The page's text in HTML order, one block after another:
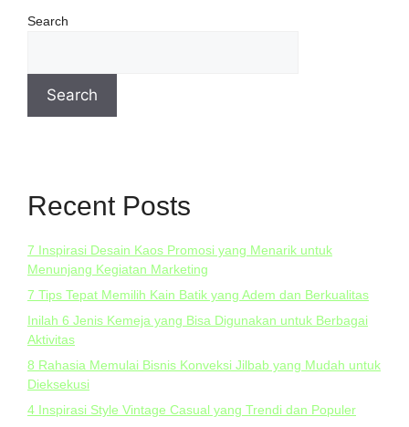
Search
Search
Recent Posts
7 Inspirasi Desain Kaos Promosi yang Menarik untuk
Menunjang Kegiatan Marketing
7 Tips Tepat Memilih Kain Batik yang Adem dan Berkualitas
Inilah 6 Jenis Kemeja yang Bisa Digunakan untuk Berbagai
Aktivitas
8 Rahasia Memulai Bisnis Konveksi Jilbab yang Mudah untuk
Dieksekusi
4 Inspirasi Style Vintage Casual yang Trendi dan Populer